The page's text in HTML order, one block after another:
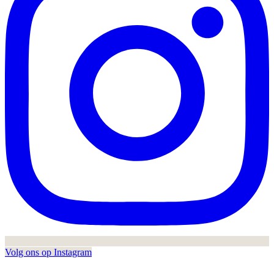
Volg ons op Instagram